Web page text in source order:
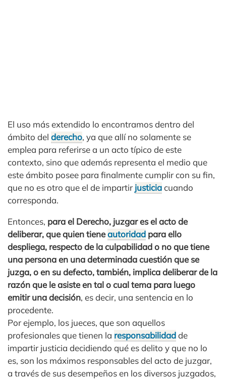
El uso más extendido lo encontramos dentro del
ámbito del derecho, ya que allí no solamente se
emplea para referirse a un acto típico de este
contexto, sino que además representa el medio que
este ámbito posee para finalmente cumplir con su fin,
que no es otro que el de impartir justiciacuando
corresponda.
Entonces, para el Derecho, juzgar es el acto de
deliberar, que quien tieneautoridad para ello
despliega, respecto de la culpabilidad o no que tiene
una persona en una determinada cuestión que se
juzga, o en su defecto, también, implica deliberar de la
razón que le asiste en tal o cual tema para luego
emitir una decisión, es decir, una sentencia en lo
procedente.
Por ejemplo, los jueces, que son aquellos
profesionales que tienen la responsabilidadde
impartir justicia decidiendo qué es delito y que no lo
es, son los máximos responsables del acto de juzgar,
a través de sus desempeños en los diversos juzgados,